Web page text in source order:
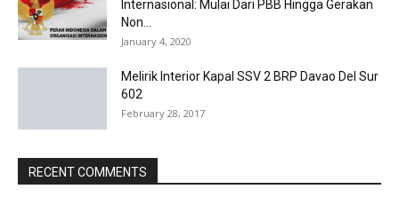
Internasional: Mulai Dari PBB Hingga Gerakan
Non...
January 4, 2020
Melirik Interior Kapal SSV 2 BRP Davao Del Sur
602
February 28, 2017
RECENT COMMENTS